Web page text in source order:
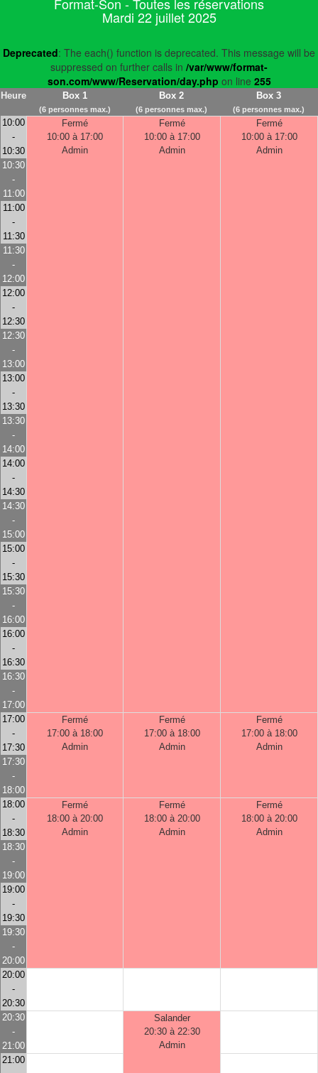
Format-Son - Toutes les réservations
Mardi 22 juillet 2025
Deprecated: The each() function is deprecated. This message will be
suppressed on further calls in /var/www/format-
son.com/www/Reservation/day.php on line 255
Heure Box 1
(6 personnes max.)
Box 2
(6 personnes max.)
Box 3
(6 personnes max.)
10:00
-
10:30
Fermé
10:00 à 17:00
Admin
Fermé
10:00 à 17:00
Admin
Fermé
10:00 à 17:00
Admin
10:30
-
11:00
11:00
-
11:30
11:30
-
12:00
12:00
-
12:30
12:30
-
13:00
13:00
-
13:30
13:30
-
14:00
14:00
-
14:30
14:30
-
15:00
15:00
-
15:30
15:30
-
16:00
16:00
-
16:30
16:30
-
17:00
17:00
-
17:30
Fermé
17:00 à 18:00
Admin
Fermé
17:00 à 18:00
Admin
Fermé
17:00 à 18:00
Admin
17:30
-
18:00
18:00
-
18:30
Fermé
18:00 à 20:00
Admin
Fermé
18:00 à 20:00
Admin
Fermé
18:00 à 20:00
Admin
18:30
-
19:00
19:00
-
19:30
19:30
-
20:00
20:00
-
20:30
20:30
-
21:00
Salander
20:30 à 22:30
Admin
21:00